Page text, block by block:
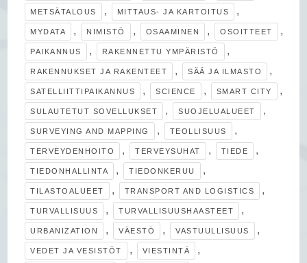
METSÄTALOUS , MITTAUS- JA KARTOITUS ,
MYDATA , NIMISTÖ , OSAAMINEN , OSOITTEET ,
PAIKANNUS , RAKENNETTU YMPÄRISTÖ ,
RAKENNUKSET JA RAKENTEET , SÄÄ JA ILMASTO ,
SATELLIITTIPAIKANNUS , SCIENCE , SMART CITY ,
SULAUTETUT SOVELLUKSET , SUOJELUALUEET ,
SURVEYING AND MAPPING , TEOLLISUUS ,
TERVEYDENHOITO , TERVEYSUHAT , TIEDE ,
TIEDONHALLINTA , TIEDONKERUU ,
TILASTOALUEET , TRANSPORT AND LOGISTICS ,
TURVALLISUUS , TURVALLISUUSHAASTEET ,
URBANIZATION , VÄESTÖ , VASTUULLISUUS ,
VEDET JA VESISTÖT , VIESTINTÄ ,